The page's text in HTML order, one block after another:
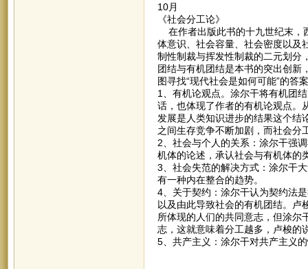
10月
《社会分工论》
在作者出版此书的十九世纪末，
体意识、社会容量、社会密度以及
制性制裁与挥发性制裁的二元划分
团结与有机团结是本书的突出创新
图寻找“现代社会是如何可能”的答
1、有机论观点。涂尔干将有机团
话，也体现了作者的有机论观点。
发展是人类知识进步的结果这个结
之间生存竞争不断加剧，而社会分
2、社会与个人的关系：涂尔干强
机体的论述，承认社会与有机体的
3、社会失范的解决方式：涂尔干
有一种内在整合的趋势。
4、关于契约：涂尔干认为契约法
以及由此导致社会的有机团结。卢
所体现的人们的共同意志，但涂尔
志，这就意味着分工越多，卢梭的
5、共产主义：涂尔干对共产主义